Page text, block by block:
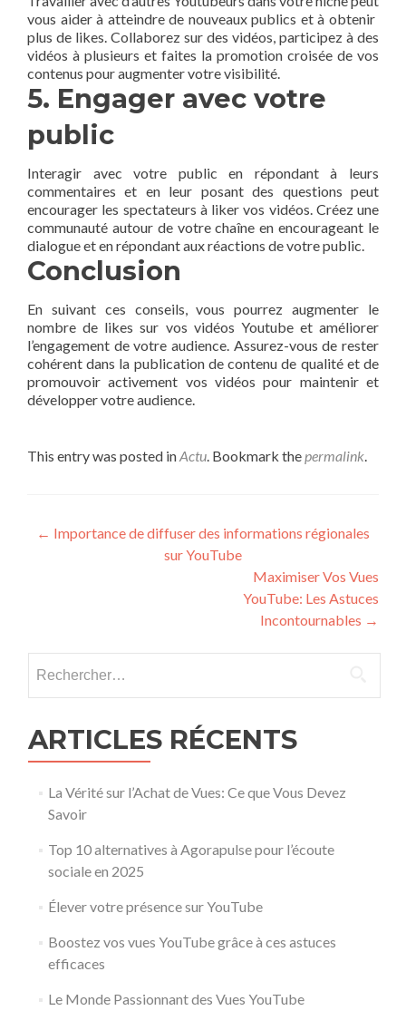
vous aider à atteindre de nouveaux publics et‌ à obtenir ​
plus de likes. Collaborez sur des vidéos, participez à‍ des
vidéos à plusieurs et faites la promotion croisée de ‌vos
contenus pour augmenter votre visibilité.
5. Engager avec votre
public
Interagir avec votre public en répondant à leurs
commentaires et en leur posant des questions peut
encourager les spectateurs à liker vos vidéos. Créez une
communauté‌ autour de votre chaîne en encourageant le
dialogue ‍et en répondant aux réactions de votre public.
Conclusion
En suivant ces conseils, vous pourrez augmenter le
nombre de ⁢likes​ sur vos vidéos Youtube et améliorer
l’engagement de votre audience. Assurez-vous de rester
cohérent dans la publication de contenu de qualité et de‌
promouvoir activement vos vidéos pour maintenir et
développer votre audience.
This entry was posted inActu. Bookmark thepermalink.
Post navigation
← Importance de diffuser des informations régionales
sur YouTube
Maximiser Vos Vues
YouTube: Les Astuces
Incontournables →
ARTICLES RÉCENTS
La Vérité sur l’Achat de Vues: Ce que Vous Devez
Savoir
Top 10 alternatives à Agorapulse pour l’écoute
sociale en 2025
Élever votre présence sur YouTube
Boostez vos vues YouTube grâce à ces astuces
efficaces
Le Monde Passionnant des Vues YouTube